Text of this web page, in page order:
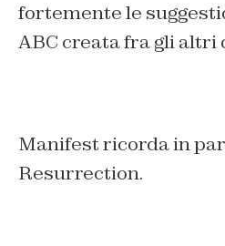
fortemente le
ABC creata fra gli altri
Manifest ricorda in
Resurrection.